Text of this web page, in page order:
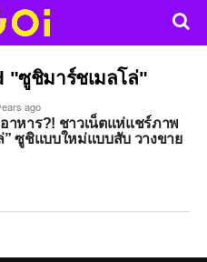
"ซูชิมาร์ชเมลโล่"
ago
าหาร?! ชาวเน็ตแห่แชร์ภาพ
” ซูชิแบบใหม่แบบสับ วางขาย